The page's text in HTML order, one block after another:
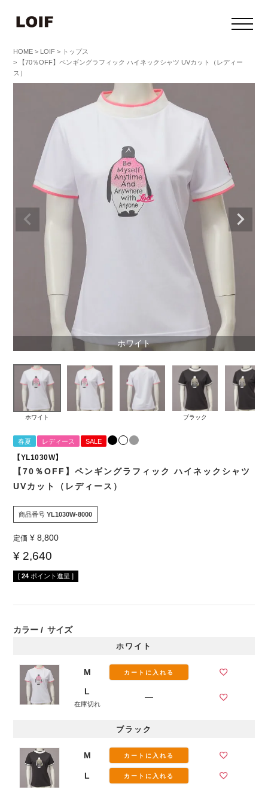
HOME LOIF
トップス
【70％OFF】ペンギングラフィック ハイネックシャツ UVカット（レディー
ス）
ホワイト
ホワイト ブラック
春夏 レディース SALE
【YL1030W】
【70％OFF】ペンギングラフィック ハイネックシャツ
UVカット（レディース）
商品番号 YL1030W-8000
定価 ¥ 8,800
¥ 2,640
[ 24 ポイント進呈 ]
カラー サイズ
ホワイト
M カートに入れる
L
在庫切れ
—
ブラック
M カートに入れる
L カートに入れる